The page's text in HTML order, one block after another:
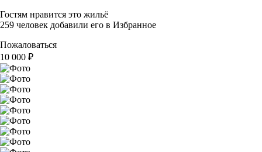
Гостям нравится это жильё
259 человек добавили его в Избранное
Пожаловаться
10 000 ₽